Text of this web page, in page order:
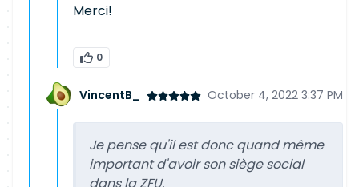
Merci!
0
VincentB_ October 4, 2022 3:37 PM
Je pense qu'il est donc quand même
important d'avoir son siège social